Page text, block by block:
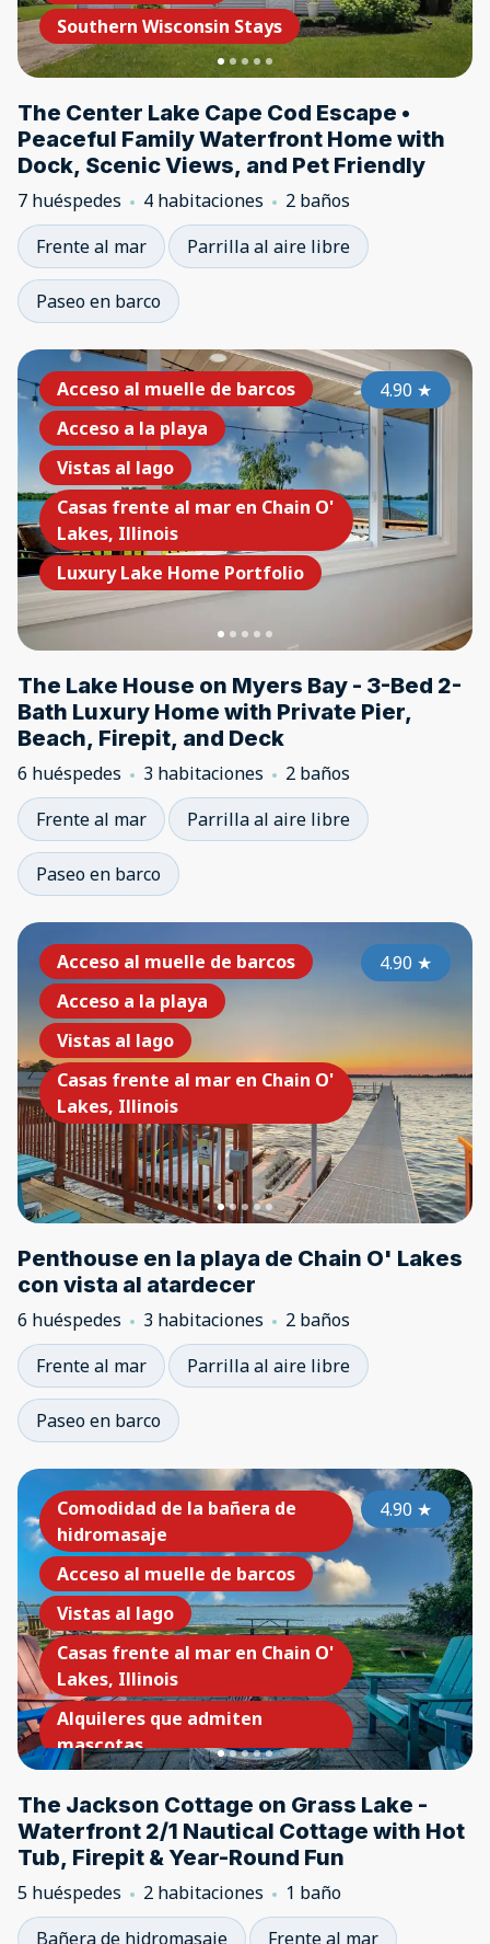
Southern Wisconsin Stays
The Center Lake Cape Cod Escape •
Peaceful Family Waterfront Home with
Dock, Scenic Views, and Pet Friendly
7 huéspedes 4 habitaciones
2 baños
Frente al mar
Parrilla al aire libre
Paseo en barco
Acceso al muelle de barcos
Acceso a la playa
Vistas al lago
Casas frente al mar en Chain O'
Lakes, Illinois
Luxury Lake Home Portfolio
4.90 ★
The Lake House on Myers Bay - 3-Bed 2-
Bath Luxury Home with Private Pier,
Beach, Firepit, and Deck
6 huéspedes 3 habitaciones
2 baños
Frente al mar
Parrilla al aire libre
Paseo en barco
Acceso al muelle de barcos
Acceso a la playa
Vistas al lago
Casas frente al mar en Chain O'
Lakes, Illinois
4.90 ★
Penthouse en la playa de Chain O' Lakes
con vista al atardecer
6 huéspedes 3 habitaciones
2 baños
Frente al mar
Parrilla al aire libre
Paseo en barco
Comodidad de la bañera de
hidromasaje
Acceso al muelle de barcos
Vistas al lago
Casas frente al mar en Chain O'
Lakes, Illinois
Alquileres que admiten
mascotas
4.90 ★
The Jackson Cottage on Grass Lake -
Waterfront 2/1 Nautical Cottage with Hot
Tub, Firepit & Year-Round Fun
5 huéspedes 2 habitaciones
1 baño
Bañera de hidromasaje
Frente al mar